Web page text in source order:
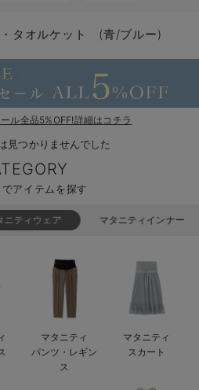
ベビーシューズ・ファーストシューズ・ベビー靴下
スカート
パジャマ
インナー
ベビー
MAX55%OFF ブラックフ
オフィス
きれいめ美脚パンツ派
ツィード派
王道シンプル派
短肌着
セット
快適ウェア10%OFF
ジャンパースカート/
ワーク・オフィス
カジュアル
あったかアイテム｜
10,001円（税込）〜
女の子におススメの
男の子におススメの
もらって嬉しいギフト
何枚あっても嬉しい
長く使えるアイテム
お部屋映えアイテム
保温&リカバリー
レギンス・タイツ
カップ付きインナー
裏起毛素材
【冬のあったか特集
タオルケット (青/ブルー)
ル全品5%OFF!詳細はコチラ
見つかりませんでした
アイテムを探す
ニティウェア マタニティインナー
マタニティ
パンツ・レギン
ス
マタニティ
スカート